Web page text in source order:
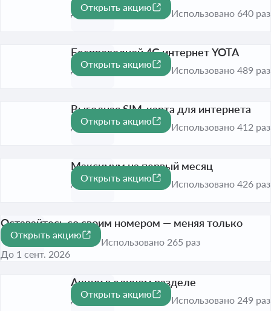
До 1 сент. 2026
Открыть акцию
Использовано 640 раз
Беспроводной 4G интернет YOTA
До 1 сент. 2026
Открыть акцию
Использовано 489 раз
Выгодная SIM‑карта для интернета
До 1 сент. 2026
Открыть акцию
Использовано 412 раз
Максимум на первый месяц
До 1 сент. 2026
Открыть акцию
Использовано 426 раз
Оставайтесь со своим номером — меняя только
оператора!
До 1 сент. 2026
Открыть акцию
Использовано 265 раз
Акции в едином разделе
До 31 дек. 2026
Открыть акцию
Использовано 249 раз